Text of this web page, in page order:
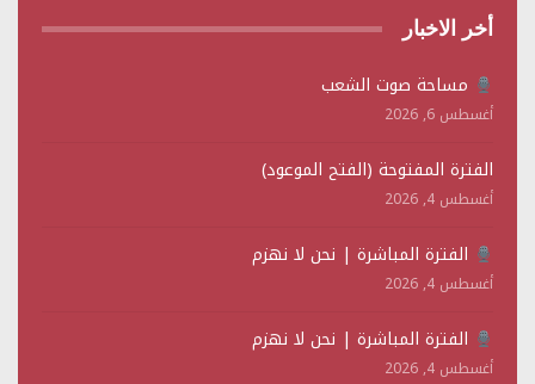
أخر الاخبار
مساحة صوت الشعب
أغسطس 6, 2026
الفترة المفتوحة (الفتح الموعود)
أغسطس 4, 2026
الفترة المباشرة | نحن لا نهزم
أغسطس 4, 2026
الفترة المباشرة | نحن لا نهزم
أغسطس 4, 2026